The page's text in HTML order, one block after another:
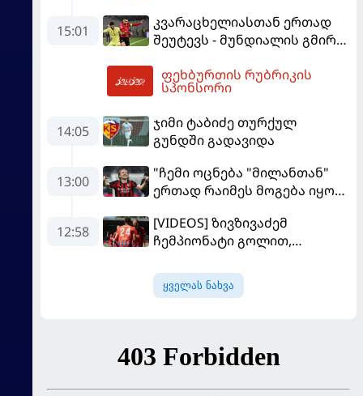
15:01
კვარაცხელიასთან ერთად
შეუტევს - მუნდიალის გმირი
გახდება
ფეხბურთის რუბრიკის
სპონსორი
14:05
ჯიმი ტაბიძე თურქულ
გუნდში გადავიდა
13:00
"ჩემი ოცნება "მილანთან"
ერთად რაიმეს მოგება იყო" -
თავის მისიაზე ისაუბრა
12:58
[VIDEOS] ზივზივაძემ
ჩემპიონატი გოლით,
გამარჯვებით დაიწყო
ყველას ნახვა